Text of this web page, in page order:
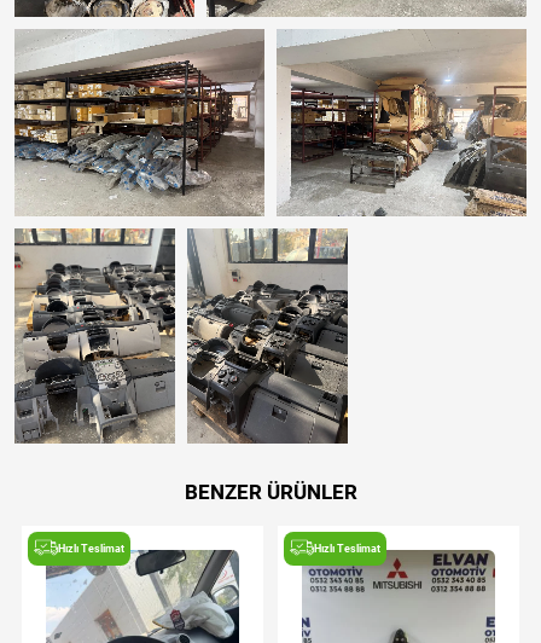
BENZER ÜRÜNLER
Hızlı Teslimat Hızlı Teslimat